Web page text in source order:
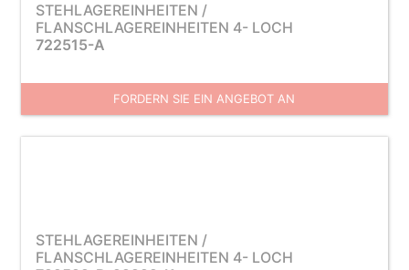
STEHLAGEREINHEITEN /
FLANSCHLAGEREINHEITEN 4- LOCH
722515-A
FORDERN SIE EIN ANGEBOT AN
STEHLAGEREINHEITEN /
FLANSCHLAGEREINHEITEN 4- LOCH